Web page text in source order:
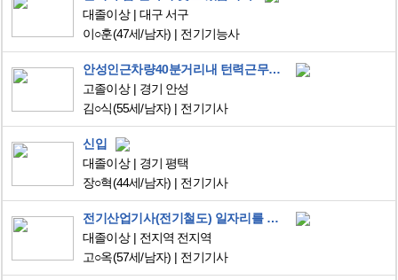
대졸이상
대구 서구
이○훈(47세/남자) 전기기능사
안성인근차량40분거리내 턴력근무원함(주3일)
고졸이상
경기 안성
김○식(55세/남자) 전기기사
신입
대졸이상
경기 평택
장○혁(44세/남자) 전기기사
전기산업기사(전기철도) 일자리를 찾고 있습니다
대졸이상
전지역 전지역
고○옥(57세/남자) 전기기사